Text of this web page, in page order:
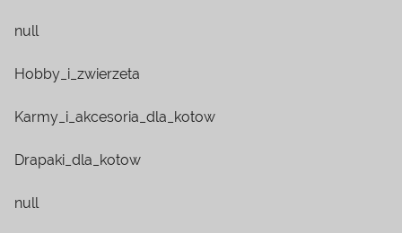
null
Hobby_i_zwierzeta
Karmy_i_akcesoria_dla_kotow
Drapaki_dla_kotow
null